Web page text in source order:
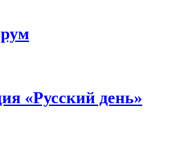
«Русский день»